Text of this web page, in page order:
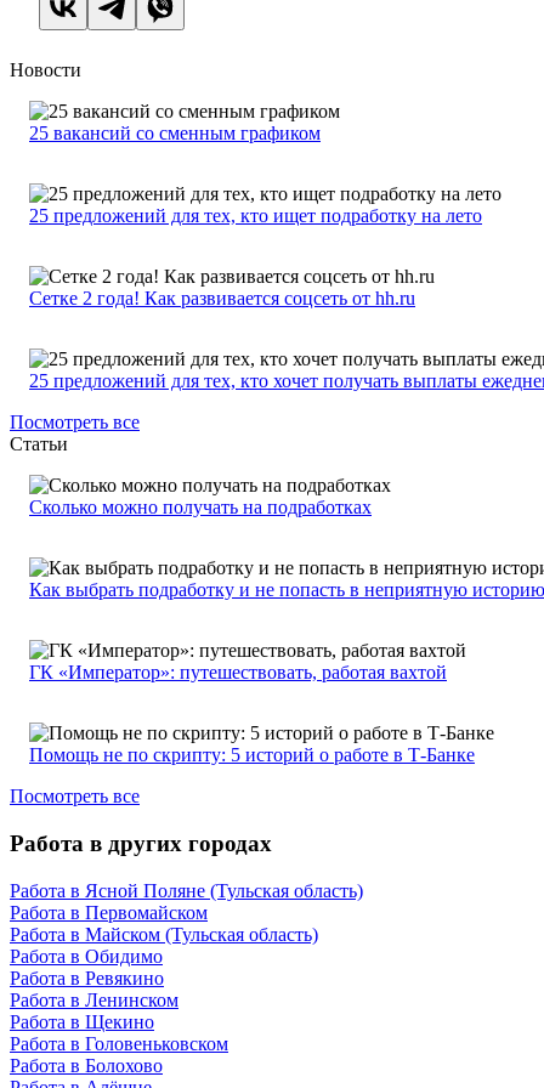
Новости
25 вакансий со сменным графиком
25 предложений для тех, кто ищет подработку на лето
Сетке 2 года! Как развивается соцсеть от hh.ru
25 предложений для тех, кто хочет получать выплаты
Посмотреть все
Статьи
Сколько можно получать на подработках
Как выбрать подработку и не попасть в неприятную историю
ГК «Император»: путешествовать, работая вахтой
Помощь не по скрипту: 5 историй о работе в Т-Банке
Посмотреть все
Работа в других городах
Работа в Ясной Поляне (Тульская область)
Работа в Первомайском
Работа в Майском (Тульская область)
Работа в Обидимо
Работа в Ревякино
Работа в Ленинском
Работа в Щекино
Работа в Головеньковском
Работа в Болохово